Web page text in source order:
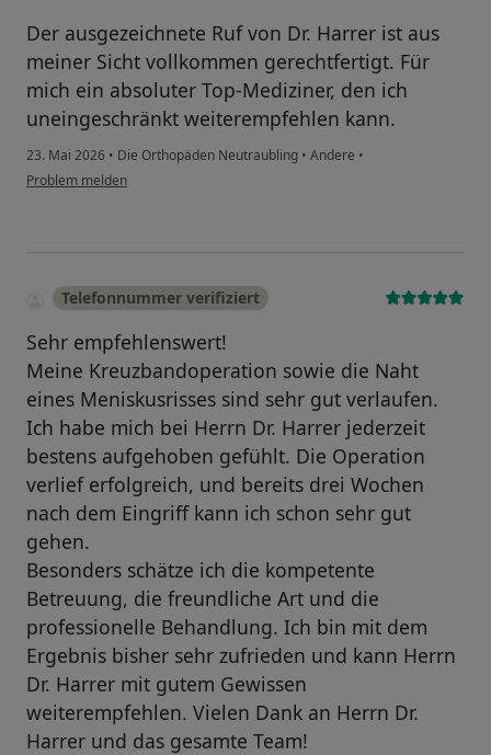
Der ausgezeichnete Ruf von Dr. Harrer ist aus
meiner Sicht vollkommen gerechtfertigt. Für
mich ein absoluter Top-Mediziner, den ich
uneingeschränkt weiterempfehlen kann.
23. Mai 2026 • Die Orthopäden Neutraubling • Andere •
Problem melden
Telefonnummer verifiziert
Sehr empfehlenswert!
Meine Kreuzbandoperation sowie die Naht
eines Meniskusrisses sind sehr gut verlaufen.
Ich habe mich bei Herrn Dr. Harrer jederzeit
bestens aufgehoben gefühlt. Die Operation
verlief erfolgreich, und bereits drei Wochen
nach dem Eingriff kann ich schon sehr gut
gehen.
Besonders schätze ich die kompetente
Betreuung, die freundliche Art und die
professionelle Behandlung. Ich bin mit dem
Ergebnis bisher sehr zufrieden und kann Herrn
Dr. Harrer mit gutem Gewissen
weiterempfehlen. Vielen Dank an Herrn Dr.
Harrer und das gesamte Team!